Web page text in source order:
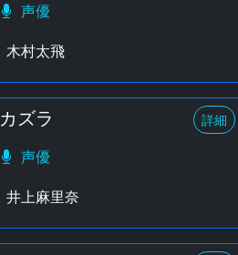
声優
木村太飛
カズラ 詳細
声優
井上麻里奈